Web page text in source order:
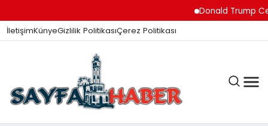
Donald Trump
İletişimKünyeGizlilik PolitikasıÇerez Politikası